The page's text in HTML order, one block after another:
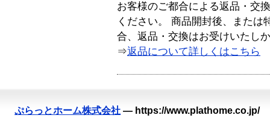
お客様のご都合による返品・交
ください。 商品開封後、または
合、返品・交換はお受けいたし
⇒返品について詳しくはこちら
ぷらっとホーム株式会社 — https://www.plathome.co.jp/